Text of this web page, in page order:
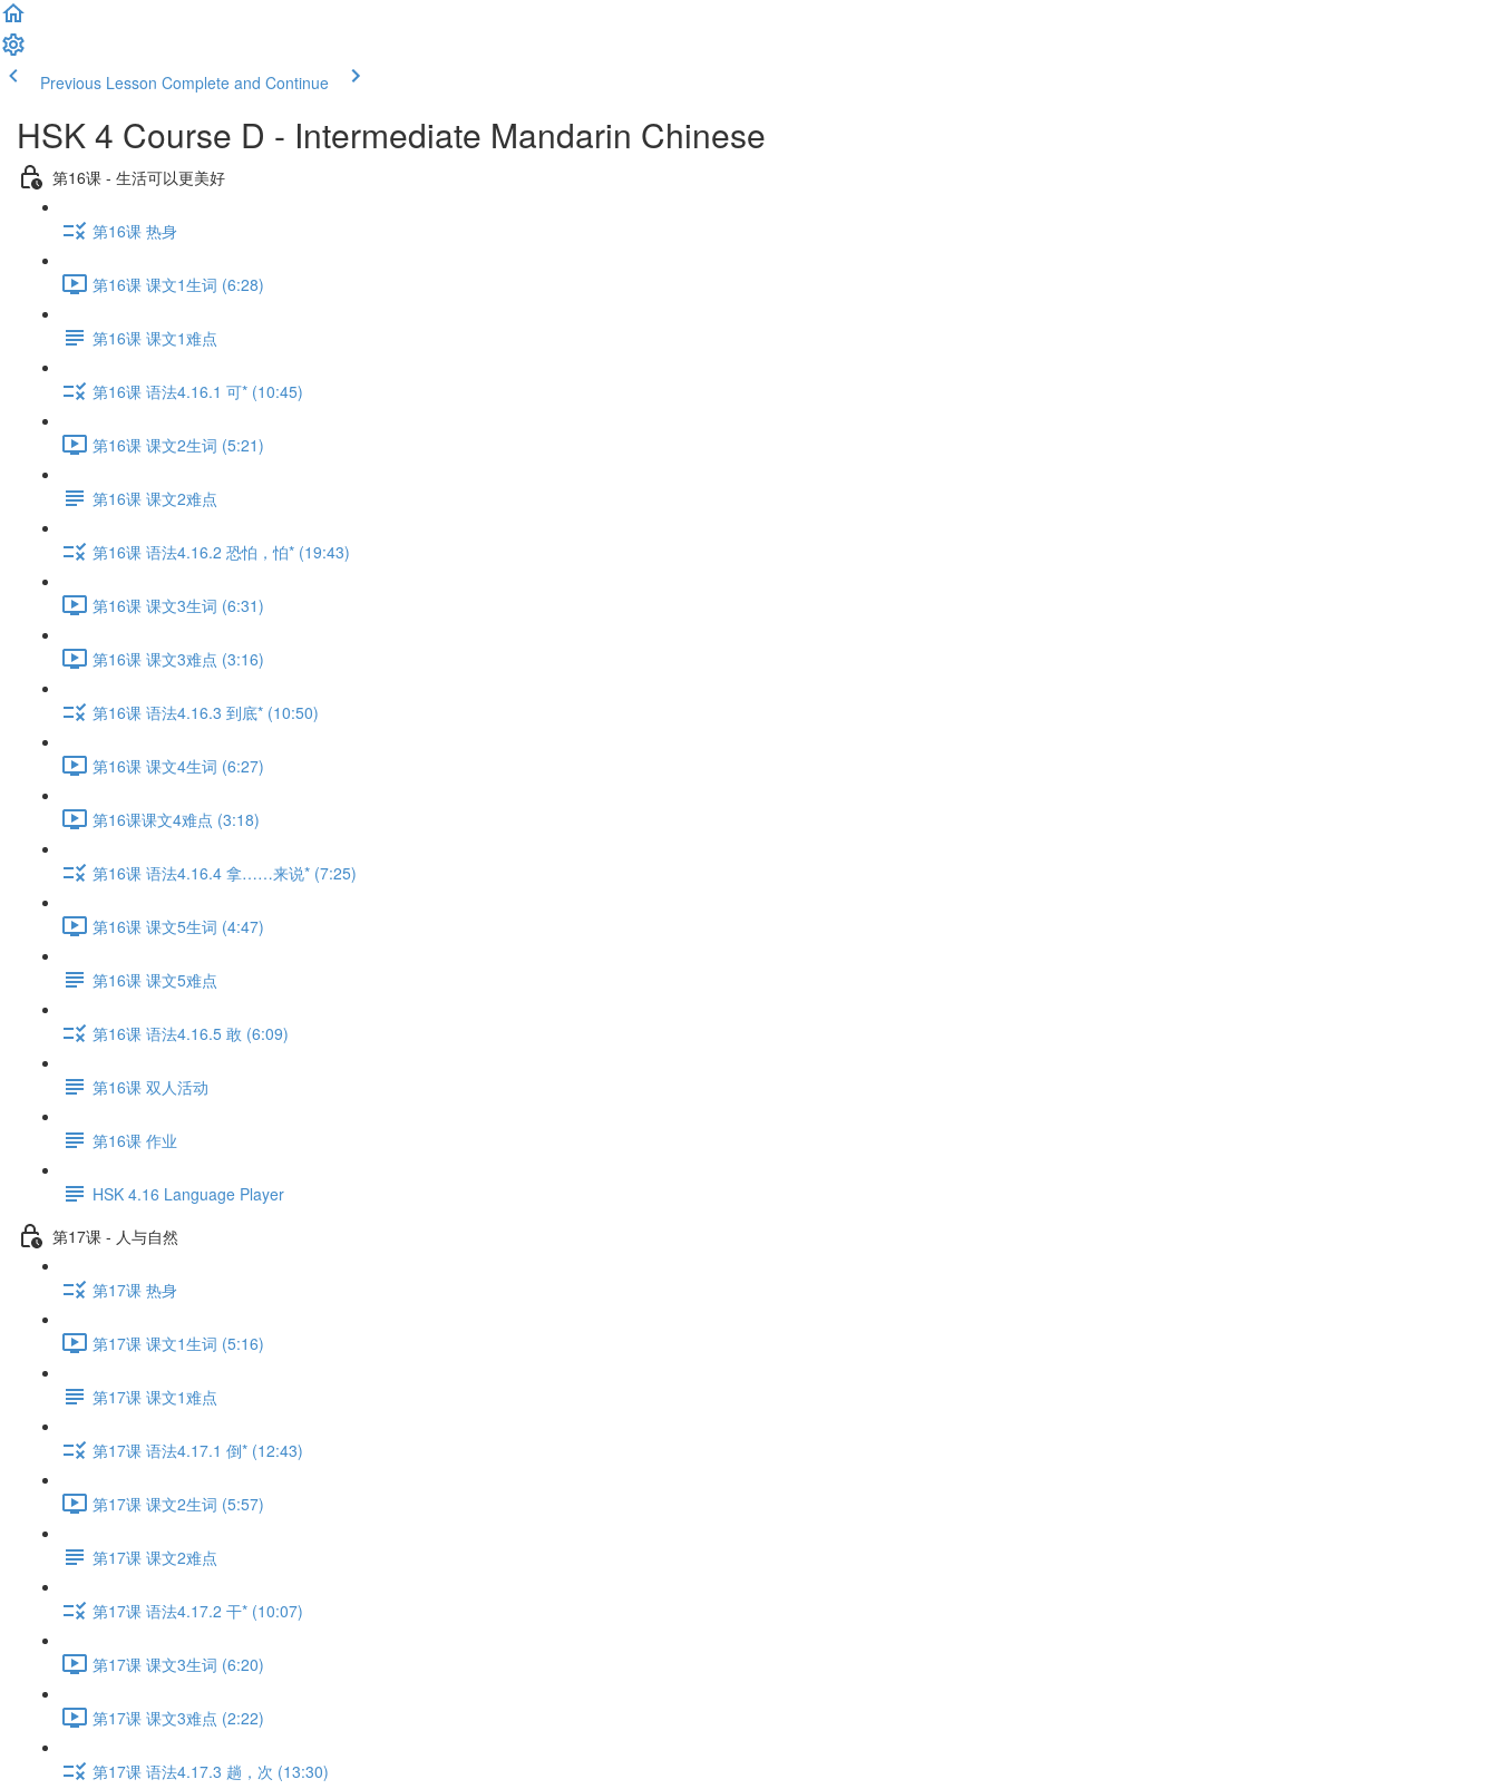
Previous Lesson Complete and Continue
HSK 4 Course D - Intermediate Mandarin Chinese
第16课 - 生活可以更美好
第16课 热身
第16课 课文1生词 (6:28)
第16课 课文1难点
第16课 语法4.16.1 可* (10:45)
第16课 课文2生词 (5:21)
第16课 课文2难点
第16课 语法4.16.2 恐怕，怕* (19:43)
第16课 课文3生词 (6:31)
第16课 课文3难点 (3:16)
第16课 语法4.16.3 到底* (10:50)
第16课 课文4生词 (6:27)
第16课课文4难点 (3:18)
第16课 语法4.16.4 拿……来说* (7:25)
第16课 课文5生词 (4:47)
第16课 课文5难点
第16课 语法4.16.5 敢 (6:09)
第16课 双人活动
第16课 作业
HSK 4.16 Language Player
第17课 - 人与自然
第17课 热身
第17课 课文1生词 (5:16)
第17课 课文1难点
第17课 语法4.17.1 倒* (12:43)
第17课 课文2生词 (5:57)
第17课 课文2难点
第17课 语法4.17.2 干* (10:07)
第17课 课文3生词 (6:20)
第17课 课文3难点 (2:22)
第17课 语法4.17.3 趟，次 (13:30)